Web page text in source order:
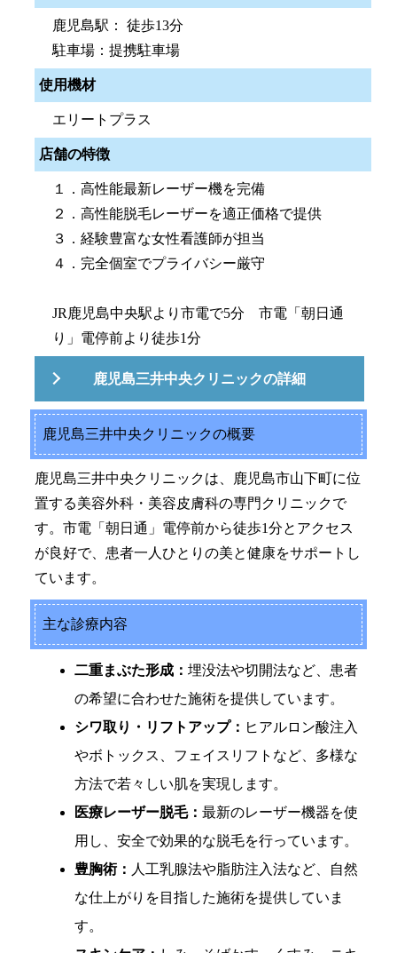
鹿児島駅： 徒歩13分
駐車場：提携駐車場
使用機材
エリートプラス
店舗の特徴
１．高性能最新レーザー機を完備
２．高性能脱毛レーザーを適正価格で提供
３．経験豊富な女性看護師が担当
４．完全個室でプライバシー厳守
JR鹿児島中央駅より市電で5分 市電「朝日通
り」電停前より徒歩1分
鹿児島三井中央クリニックの詳細
鹿児島三井中央クリニックの概要
鹿児島三井中央クリニックは、鹿児島市山下町に位
置する美容外科・美容皮膚科の専門クリニックで
す。市電「朝日通」電停前から徒歩1分とアクセス
が良好で、患者一人ひとりの美と健康をサポートし
ています。
主な診療内容
二重まぶた形成： 埋没法や切開法など、患者
の希望に合わせた施術を提供しています。
シワ取り・リフトアップ： ヒアルロン酸注入
やボトックス、フェイスリフトなど、多様な
方法で若々しい肌を実現します。
医療レーザー脱毛： 最新のレーザー機器を使
用し、安全で効果的な脱毛を行っています。
豊胸術： 人工乳腺法や脂肪注入法など、自然
な仕上がりを目指した施術を提供していま
す。